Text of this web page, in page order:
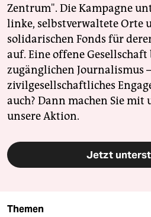
Zentrum". Die Kampagne
linke, selbstverwaltete Orte
solidarischen Fonds für
auf. Eine offene
zugänglichen Journalismus
zivilgesellschaftliches
auch? Dann machen Sie mit
unsere Aktion.
Jetzt
Themen